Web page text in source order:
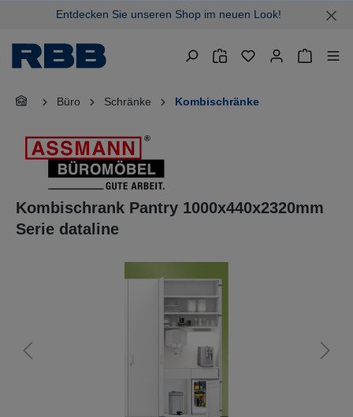
springenEntdecken Sie unseren Shop im neuen Look!
Büro Schränke Kombischränke
Kombischrank Pantry 1000x440x2320mm
Serie dataline